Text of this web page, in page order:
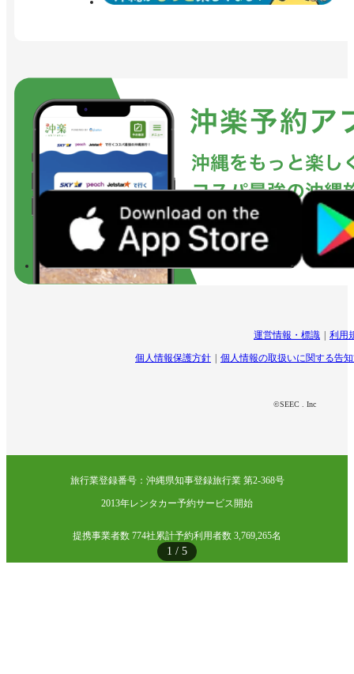
1 / 5
運営情報・標識 利用
個人情報保護方針 個人情報の取扱いに関する告
©SEEC . Inc
旅行業登録番号：沖縄県知事登録旅行業 第2-368号
2013年レンタカー予約サービス開始
提携事業者数 774社累計予約利用者数 3,769,265名